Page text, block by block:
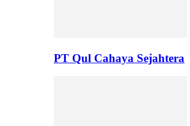
PT Qul Cahaya Sejahtera